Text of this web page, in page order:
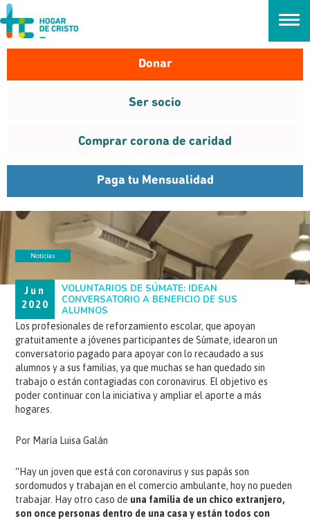
займ онлайн без проверок
Donar
Ser socio
Comprar corona de caridad
Paga tu Mensualidad
VOLUNTARIOS
Noticias
Jun
2020
VOLUNTARIOS DE SÚMATE: IDEAN
CONVERSATORIO A BENEFICIO DE SUS
ALUMNOS
Los profesionales de reforzamiento escolar, que apoyan
gratuitamente a jóvenes participantes de Súmate, idearon un
conversatorio pagado para apoyar con lo recaudado a sus
alumnos y a sus familias, ya que muchas se han quedado sin
trabajo o están contagiadas con coronavirus. El objetivo es
poder continuar con la iniciativa y ampliar el aporte a más
hogares.
Por María Luisa Galán
“Hay un joven que está con coronavirus y sus papás son
sordomudos y trabajan en el comercio ambulante, hoy no pueden
trabajar. Hay otro caso de una familia de un chico extranjero,
son once personas dentro de una casa y están todos con